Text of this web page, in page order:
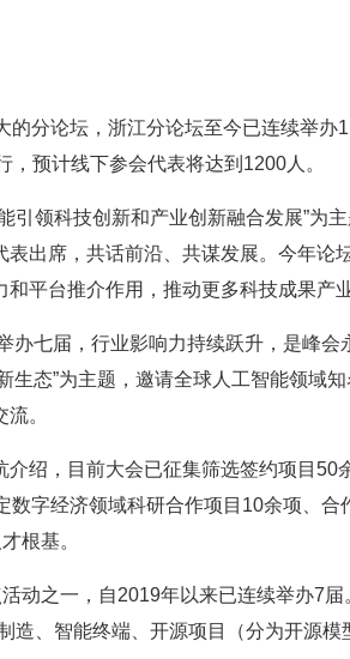
分论坛，浙江分论坛至今已连续举办
，预计线下参会代表将达到1200人。
引领科技创新和产业创新融合发展”为
出席，共话前沿、共谋发展。今年论
平台推介作用，推动更多科技成果产
办七届，行业影响力持续跃升，是峰
生态”为主题，邀请全球人工智能领域
。
绍，目前大会已征集筛选签约项目50
数字经济领域科研合作项目10余项、
根基。
动之一，自2019年以来已连续举办7
、智能终端、开源项目（分为开源模